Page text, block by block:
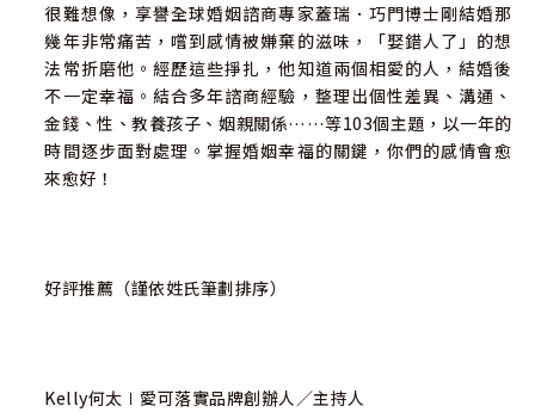
很難想像，享譽全球婚姻諮商專家蓋瑞．巧門博士剛結婚那
幾年非常痛苦，嚐到感情被嫌棄的滋味，「娶錯人了」的想
法常折磨他。經歷這些掙扎，他知道兩個相愛的人，結婚後
不一定幸福。結合多年諮商經驗，整理出個性差異、溝通、
金錢、性、教養孩子、姻親關係……等103個主題，以一年的
時間逐步面對處理。掌握婚姻幸福的關鍵，你們的感情會愈
來愈好！
好評推薦（謹依姓氏筆劃排序）
Kelly何太∣愛可落實品牌創辦人／主持人